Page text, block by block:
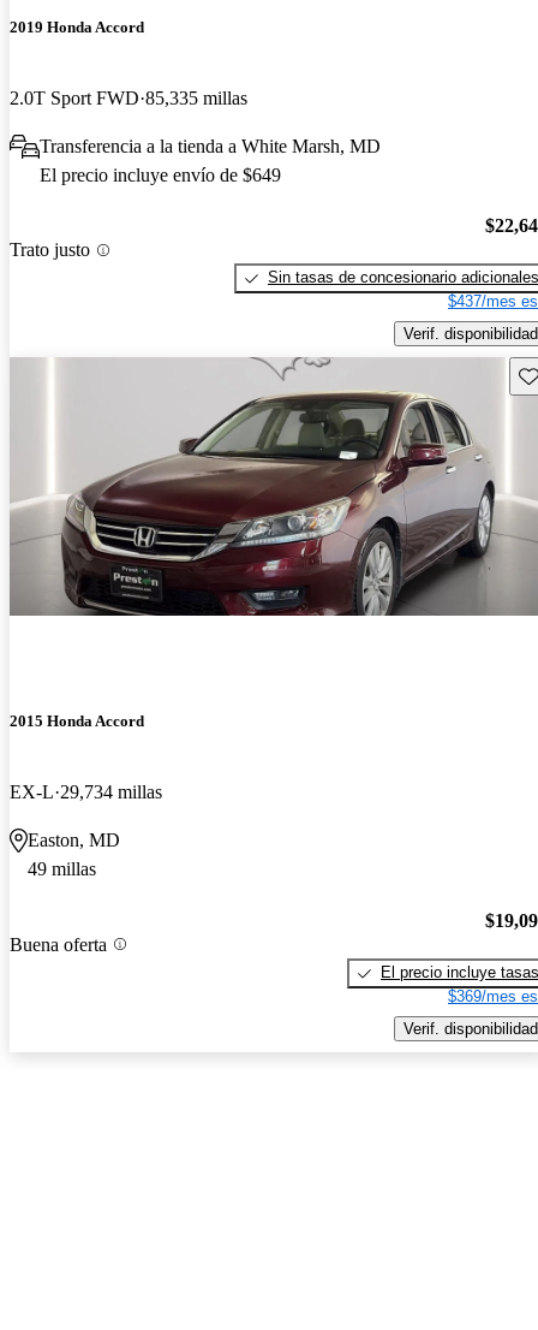
2019 Honda Accord
2.0T Sport FWD 85,335 millas
Transferencia a la tienda a White Marsh, MD
El precio incluye envío de $649
Trato justo
Sin tasas de concesionario adicionales
$437/mes
Verif. disponibilidad
2015 Honda Accord
EX-L 29,734 millas
Easton, MD
49 millas
Buena oferta
El precio incluye tasas
$369/mes
Verif. disponibilidad